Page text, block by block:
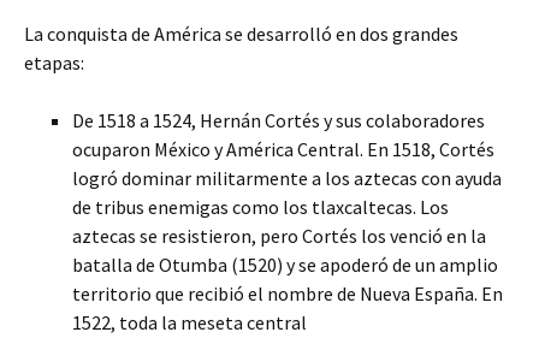
La conquista de América se desarrolló en dos grandes
etapas:
De 1518 a 1524, Hernán Cortés y sus colaboradores
ocuparon México y América Central. En 1518, Cortés
logró dominar militarmente a los aztecas con ayuda
de tribus enemigas como los tlaxcaltecas. Los
aztecas se resistieron, pero Cortés los venció en la
batalla de Otumba (1520) y se apoderó de un amplio
territorio que recibió el nombre de Nueva España. En
1522, toda la meseta central